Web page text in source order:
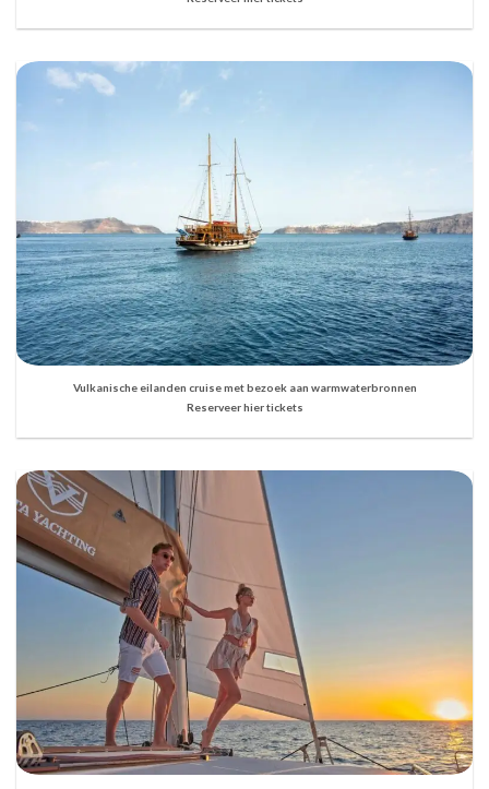
Vulkanische eilanden cruise met bezoek aan warmwaterbronnen
Reserveer hier tickets